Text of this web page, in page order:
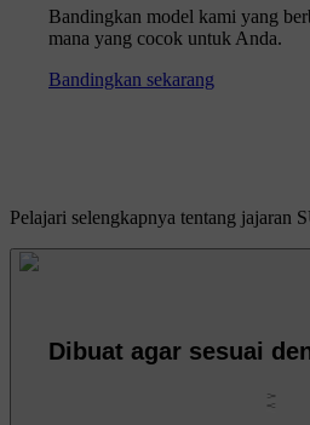
Bandingkan model kami yang
mana yang cocok untuk Anda.
Bandingkan sekarang
Pelajari selengkapnya tentang jajaran
Dibuat agar sesuai